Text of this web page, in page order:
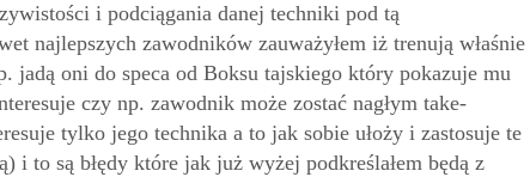
i podciągania danej techniki pod tą
najlepszych zawodników zauważyłem iż trenują właśnie
jadą oni do speca od Boksu tajskiego który pokazuje mu
czy np. zawodnik może zostać nagłym take-
tylko jego technika a to jak sobie ułoży i zastosuje te
to są błędy które jak już wyżej podkreślałem będą z